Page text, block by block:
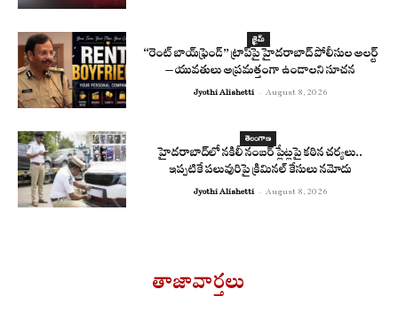
క్రైమ్
“రెంట్ బాయ్‌ఫ్రెండ్” ట్రాప్‌పై హైదరాబాద్ పోలీసుల అలర్ట్
– యువతులు అప్రమత్తంగా ఉండాలని సూచన
Jyothi Alishetti - August 8, 2026
తెలంగాణ
హైదరాబాద్‌లో నకిలీ నంబర్ ప్లేట్లపై కఠిన చర్యలు..
ఇప్పటికే పలువురిపై క్రిమినల్ కేసులు నమోదు
Jyothi Alishetti - August 8, 2026
తాజావార్తలు